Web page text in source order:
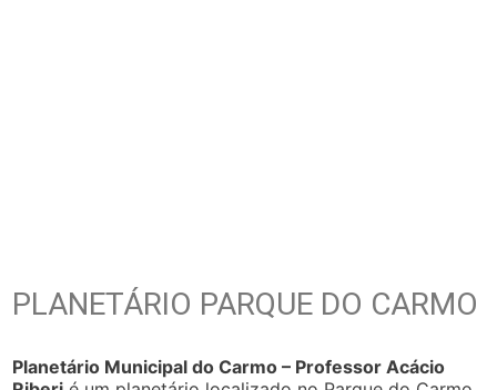
PLANETÁRIO PARQUE DO CARMO
Planetário Municipal do Carmo – Professor Acácio